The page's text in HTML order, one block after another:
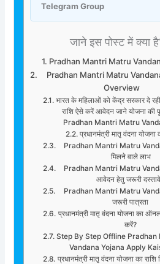
Telegram Group
जाने इस पोस्ट में क्या
Pradhan Mantri Matru
Pradhan Mantri Matru
Overview
भारत के महिलाओं को केंद्र सरकार दे
राशि ऐसे करें आवेदन जाने योजना की
Pradhan Mantri Matru
प्रधानमंत्री मातृ वंदना योजना
Pradhan Mantri Matru
मिलने वाले लाभ
Pradhan Mantri Matru
आवेदन हेतु जरूरी
Pradhan Mantri Matru
जरूरी पात्रता
प्रधानमंत्री मातृ वंदना योजना का
करें?
Step By Step Offline
Vandana Yojana Apply
प्रधानमंत्री मातृ वंदना योजना का राशि